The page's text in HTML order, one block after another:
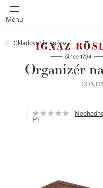
Prejsť
na
obsah
Skladovanie nožov
Organizér
Priemerné
hodnotenie